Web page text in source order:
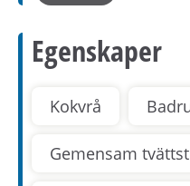
Egenskaper
Kokvrå
Gemensam